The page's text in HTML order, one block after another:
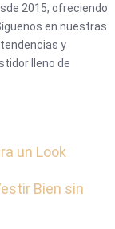
2015, ofreciendo
en nuestras
y
lleno de
un Look
Bien sin